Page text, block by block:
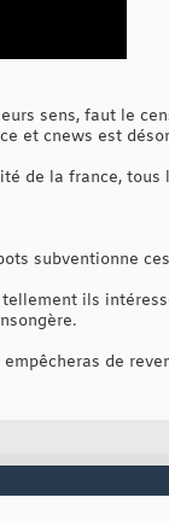
sens, faut le
et cnews est
de la france,
subventionne
ils
de